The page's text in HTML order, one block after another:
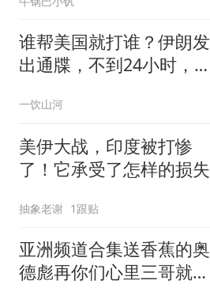
亿合同没你根本签不了
谁帮美国就打谁？伊朗发
出通牒，不到24小时，特
一饮山河
美伊大战，印度被打惨
了！它承受了怎样的损失
抽象老谢 1跟贴
亚洲频道合集送香蕉的奥
德彪再你们心里三哥就是